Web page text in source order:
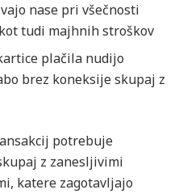
nase pri všečnosti
tudi majhnih stroškov
plačila nudijo
brez koneksije skupaj z
potrebuje
z zanesljivimi
katere zagotavljajo